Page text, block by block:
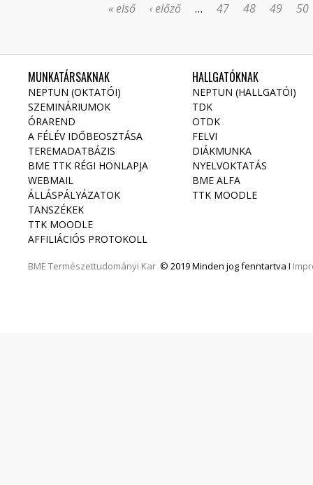
« első ‹ előző … 47 48 49 50
MUNKATÁRSAKNAK
NEPTUN (OKTATÓI)
SZEMINÁRIUMOK
ÓRAREND
A FÉLÉV IDŐBEOSZTÁSA
TEREMADATBÁZIS
BME TTK RÉGI HONLAPJA
WEBMAIL
ÁLLÁSPÁLYÁZATOK
TANSZÉKEK
TTK MOODLE
AFFILIÁCIÓS PROTOKOLL
BME Természettudományi Kar © 2019 Minden jog fenntartva I
HALLGATÓKNAK
NEPTUN (HALLGATÓI)
TDK
OTDK
FELVI
DIÁKMUNKA
NYELVOKTATÁS
BME ALFA
TTK MOODLE